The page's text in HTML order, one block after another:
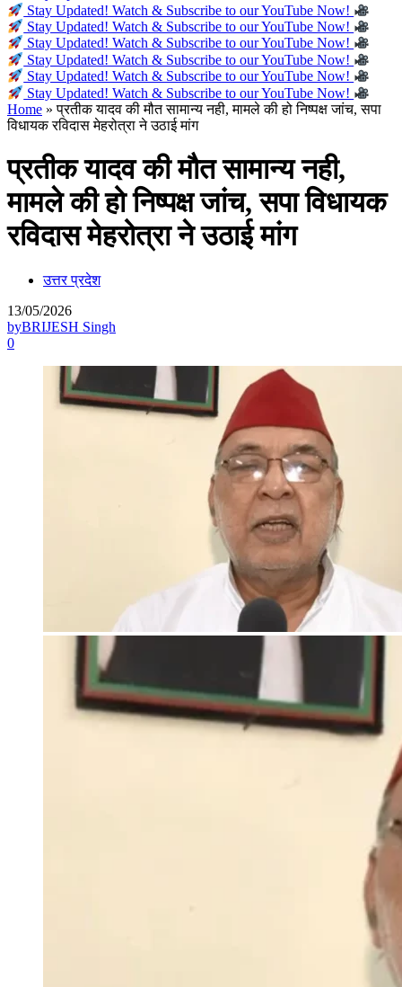
Stay Updated! Watch & Subscribe to our YouTube Now!
Stay Updated! Watch & Subscribe to our YouTube Now!
Stay Updated! Watch & Subscribe to our YouTube Now!
Stay Updated! Watch & Subscribe to our YouTube Now!
Stay Updated! Watch & Subscribe to our YouTube Now!
Stay Updated! Watch & Subscribe to our YouTube Now!
Home »प्रतीक यादव की मौत सामान्य नही, मामले की हो निष्पक्ष जांच, सपा
विधायक रविदास मेहरोत्रा ने उठाई मांग
प्रतीक यादव की मौत सामान्य नही,
मामले की हो निष्पक्ष जांच, सपा विधायक
रविदास मेहरोत्रा ने उठाई मांग
उत्तर प्रदेश
13/05/2026
byBRIJESH Singh
0